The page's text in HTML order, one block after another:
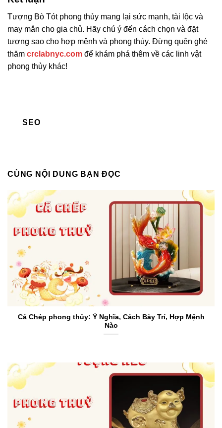
Tượng Bò Tót phong thủy mang lại sức mạnh, tài lộc và
may mắn cho gia chủ. Hãy chú ý đến cách chọn và đặt
tượng sao cho hợp mệnh và phong thủy. Đừng quên ghé
thăm crclabnyc.com để khám phá thêm về các linh vật
phong thủy khác!
SEO
CÙNG NỘI DUNG BẠN ĐỌC
Cá Chép phong thủy: Ý Nghĩa, Cách Bày Trí, Hợp Mệnh
Nào